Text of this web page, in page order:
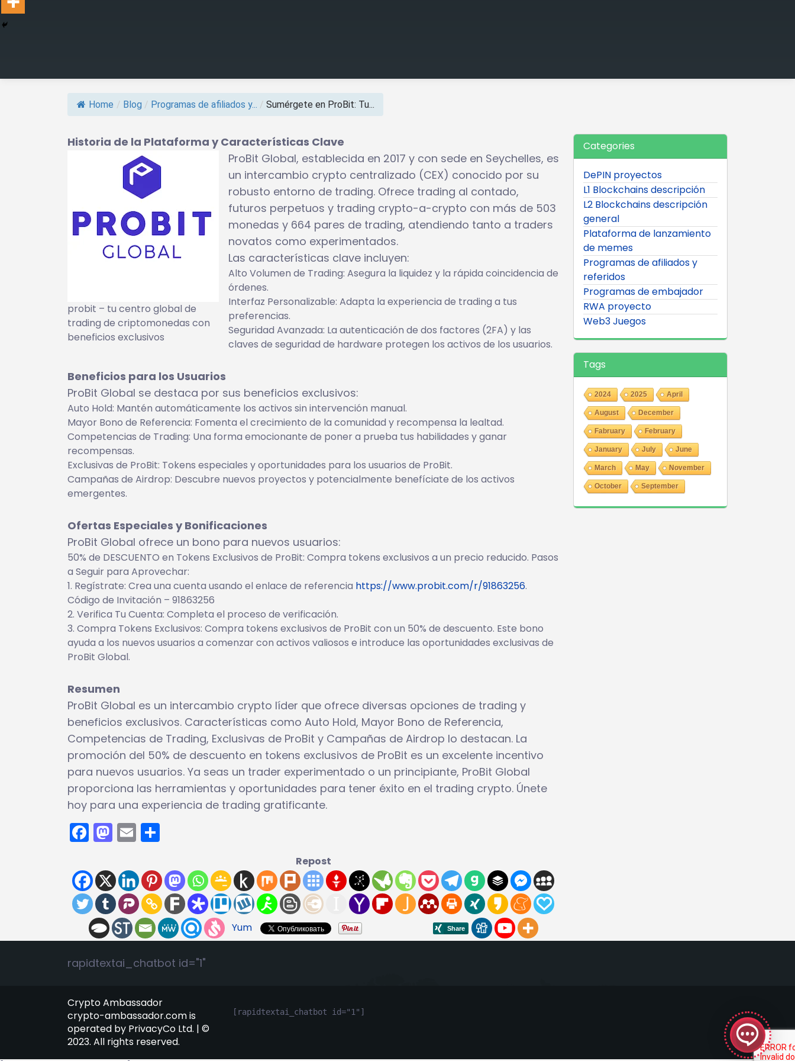
Home / Blog / Programas de afiliados y... / Sumérgete en ProBit: Tu...
Historia de la Plataforma y Características Clave
probit – tu centro global de
trading de criptomonedas con
beneficios exclusivos
ProBit Global, establecida en 2017 y con sede en Seychelles, es
un intercambio crypto centralizado (CEX) conocido por su
robusto entorno de trading. Ofrece trading al contado,
futuros perpetuos y trading crypto-a-crypto con más de 503
monedas y 664 pares de trading, atendiendo tanto a traders
novatos como experimentados.
Las características clave incluyen:
Alto Volumen de Trading: Asegura la liquidez y la rápida coincidencia de
órdenes.
Interfaz Personalizable: Adapta la experiencia de trading a tus
preferencias.
Seguridad Avanzada: La autenticación de dos factores (2FA) y las
claves de seguridad de hardware protegen los activos de los usuarios.
Beneficios para los Usuarios
ProBit Global se destaca por sus beneficios exclusivos:
Auto Hold: Mantén automáticamente los activos sin intervención manual.
Mayor Bono de Referencia: Fomenta el crecimiento de la comunidad y recompensa la lealtad.
Competencias de Trading: Una forma emocionante de poner a prueba tus habilidades y ganar
recompensas.
Exclusivas de ProBit: Tokens especiales y oportunidades para los usuarios de ProBit.
Campañas de Airdrop: Descubre nuevos proyectos y potencialmente benefíciate de los activos
emergentes.
Ofertas Especiales y Bonificaciones
ProBit Global ofrece un bono para nuevos usuarios:
50% de DESCUENTO en Tokens Exclusivos de ProBit: Compra tokens exclusivos a un precio reducido. Pasos
a Seguir para Aprovechar:
Regístrate: Crea una cuenta usando el enlace de referencia https://www.probit.com/r/91863256.
Código de Invitación – 91863256
Verifica Tu Cuenta: Completa el proceso de verificación.
Compra Tokens Exclusivos: Compra tokens exclusivos de ProBit con un 50% de descuento. Este bono
ayuda a los nuevos usuarios a comenzar con activos valiosos e introduce las oportunidades exclusivas de
ProBit Global.
Resumen
ProBit Global es un intercambio crypto líder que ofrece diversas opciones de trading y
beneficios exclusivos. Características como Auto Hold, Mayor Bono de Referencia,
Competencias de Trading, Exclusivas de ProBit y Campañas de Airdrop lo destacan. La
promoción del 50% de descuento en tokens exclusivos de ProBit es un excelente incentivo
para nuevos usuarios. Ya seas un trader experimentado o un principiante, ProBit Global
proporciona las herramientas y oportunidades para tener éxito en el trading crypto. Únete
hoy para una experiencia de trading gratificante.
Facebook
Mastodon
Email
Repost
Yum
Categories
DePIN proyectos
L1 Blockchains descripción
L2 Blockchains descripción
general
Plataforma de lanzamiento
de memes
Programas de afiliados y
referidos
Programas de embajador
RWA proyecto
Web3 Juegos
Tags
2024 2025 April
August December
Fabruary February
January July June
March May November
October September
rapidtextai_chatbot id="1"
Crypto Ambassador
crypto-ambassador.com is
operated by PrivacyCo Ltd. | ©
2023. All rights reserved.
[rapidtextai_chatbot id="1"]